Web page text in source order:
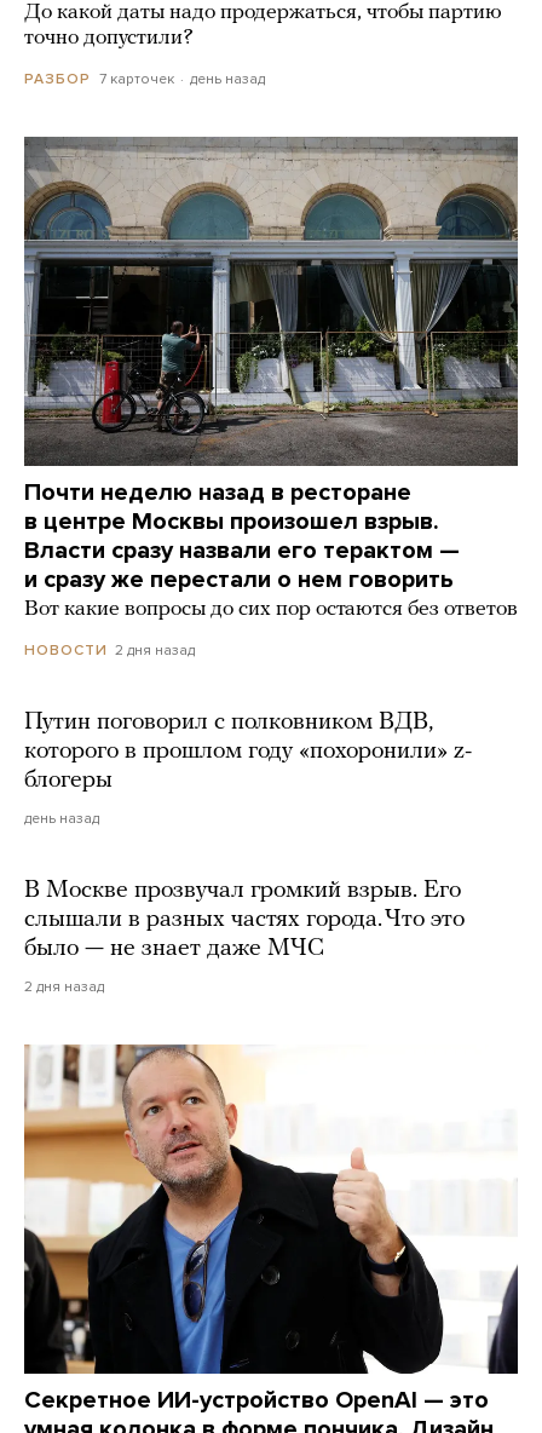
До какой даты надо продержаться, чтобы партию
точно допустили?
РАЗБОР 7 карточек день назад
Почти неделю назад в ресторане
в центре Москвы произошел взрыв.
Власти сразу назвали его терактом —
и сразу же перестали о нем говорить
Вот какие вопросы до сих пор остаются без ответов
НОВОСТИ 2 дня назад
Путин поговорил с полковником ВДВ,
которого в прошлом году «похоронили» z-
блогеры
день назад
В Москве прозвучал громкий взрыв. Его
слышали в разных частях города. Что это
было — не знает даже МЧС
2 дня назад
Секретное ИИ-устройство OpenAI — это